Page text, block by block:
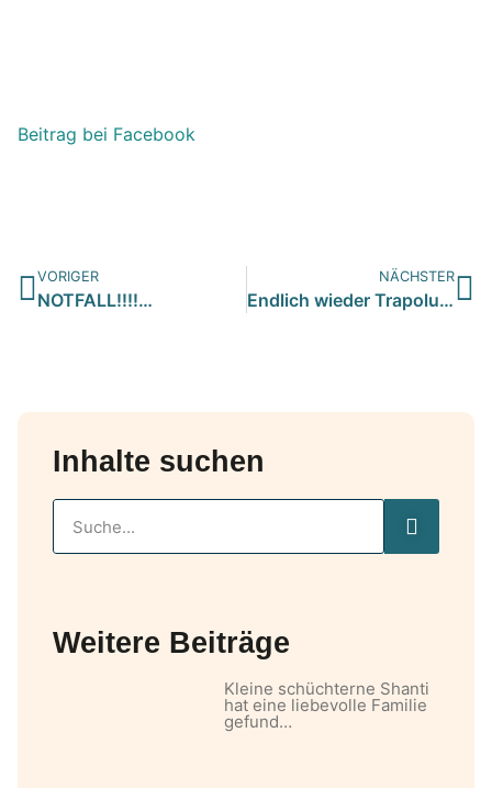
Beitrag bei Facebook
VORIGER
NOTFALL!!!!…
NÄCHSTER
Endlich wieder Trapoluft schnuppern
Inhalte suchen
Weitere Beiträge
Kleine schüchterne Shanti
hat eine liebevolle Familie
gefund…